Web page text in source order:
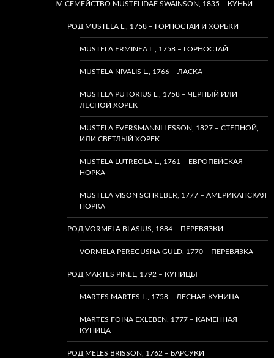
IV. СЕМЕЙСТВО MUSTELIDAE SWAINSON, 1835 – КУНЬИ
РОД MUSTELA L., 1758 – ГОРНОСТАИ И ХОРЬКИ
MUSTELA ERMINEA L., 1758 – ГОРНОСТАЙ
MUSTELA NIVALIS L., 1766 – ЛАСКА
MUSTELA PUTORIUS L., 1758 – ЧЕРНЫЙ ИЛИ
ЛЕСНОЙ ХОРЕК
MUSTELA EVERSMANNI LESSON, 1827 – СТЕПНОЙ,
ИЛИ СВЕТЛЫЙ ХОРЕК
MUSTELA LUTREOLA L., 1761 – ЕВРОПЕЙСКАЯ
НОРКА
MUSTELA VISON SCHREBER, 1777 – АМЕРИКАНСКАЯ
НОРКА
РОД VORMELA BLASIUS, 1884 – ПЕРЕВЯЗКИ
VORMELA PEREGUSNA GULD, 1770 – ПЕРЕВЯЗКА
РОД MARTES PINEL, 1792 – КУНИЦЫ
MARTES MARTES L., 1758 – ЛЕСНАЯ КУНИЦА
MARTES FOINA EXLEBEN, 1777 – КАМЕННАЯ
КУНИЦА
РОД MELES BRISSON, 1762 – БАРСУКИ